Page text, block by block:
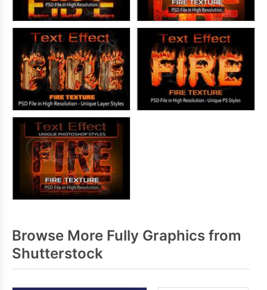
Browse More Fully Graphics from
Shutterstock